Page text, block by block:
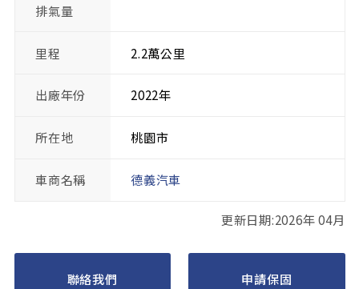
排氣量
里程 2.2萬公里
出廠年份 2022年
所在地 桃園市
車商名稱 德義汽車
更新日期:2026年 04月
聯絡我們 申請保固